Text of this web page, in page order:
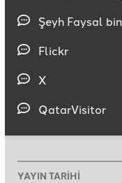
Şeyh Faysal
Flickr
X
QatarVisitor
YAYIN TARİHİ